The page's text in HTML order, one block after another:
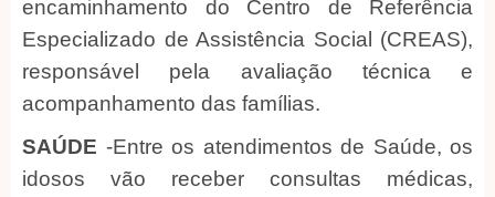
encaminhamento do Centro de Referência
Especializado de Assistência Social (CREAS),
responsável pela avaliação técnica e
acompanhamento das famílias.
SAÚDE -Entre os atendimentos de Saúde, os
idosos vão receber consultas médicas,